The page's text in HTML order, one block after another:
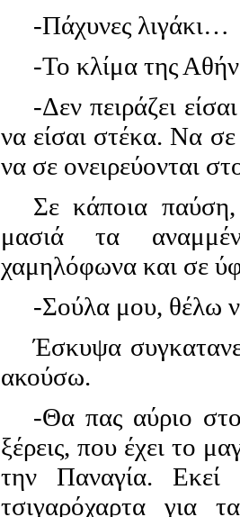
-Πάχυνες λιγάκι…
-Το κλίμα της
-Δεν πειράζει
να είσαι στέκα. Να
να σε ονειρεύονται
Σε κάποια
μασιά τα
χαμηλόφωνα και σε
-Σούλα μου, θέλω
Έσκυψα
ακούσω.
-Θα πας αύριο
ξέρεις, που έχει το
την Παναγία. Εκεί
τσιγαρόχαρτα για